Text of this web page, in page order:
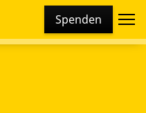
Spenden
Cookies und
Cookies und